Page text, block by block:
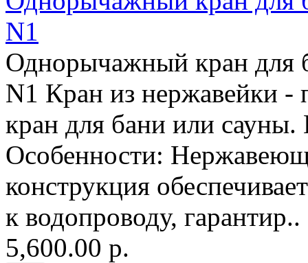
N1
Однорычажный кран для
N1 Кран из нержавейки -
кран для бани или
Особенности:
конструкция
к водопроводу, гарантир..
5,600.00 р.